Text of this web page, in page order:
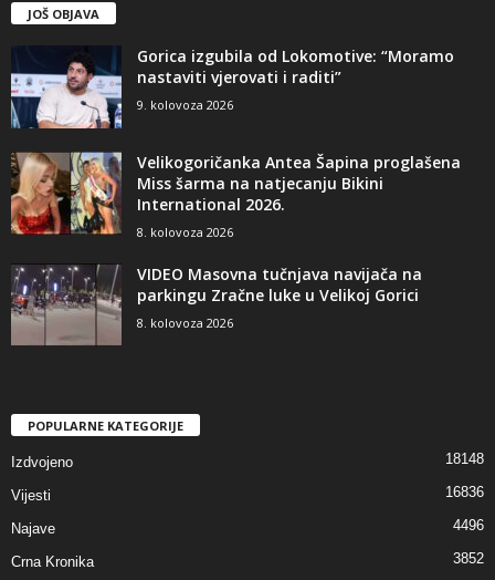
JOŠ OBJAVA
Gorica izgubila od Lokomotive: “Moramo
nastaviti vjerovati i raditi”
9. kolovoza 2026
Velikogoričanka Antea Šapina proglašena
Miss šarma na natjecanju Bikini
International 2026.
8. kolovoza 2026
VIDEO Masovna tučnjava navijača na
parkingu Zračne luke u Velikoj Gorici
8. kolovoza 2026
POPULARNE KATEGORIJE
Izdvojeno 18148
Vijesti 16836
Najave 4496
Crna Kronika 3852